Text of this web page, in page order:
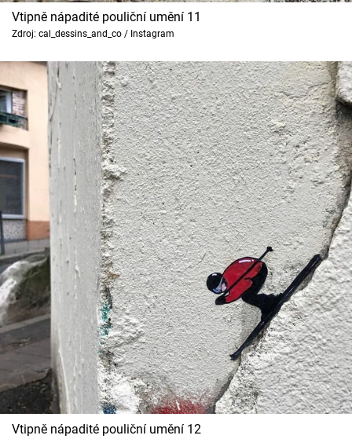
Vtipně nápadité pouliční umění 11
Zdroj: cal_dessins_and_co / Instagram
Vtipně nápadité pouliční umění 12